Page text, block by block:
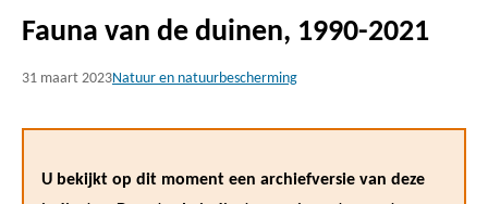
Kruimelpad
Fauna van de duinen, 1990-2021
31 maart 2023Natuur en natuurbescherming
U bekijkt op dit moment een archiefversie van deze